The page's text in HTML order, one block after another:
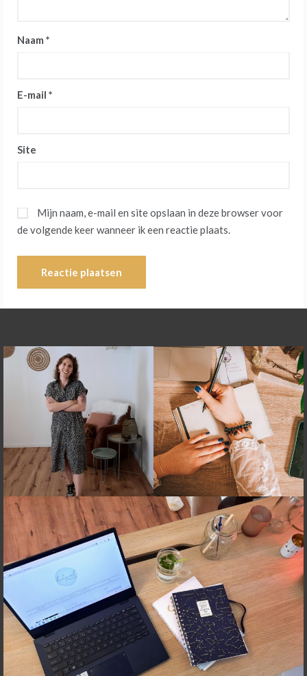
Naam *
E-mail *
Site
Mijn naam, e-mail en site opslaan in deze browser voor
de volgende keer wanneer ik een reactie plaats.